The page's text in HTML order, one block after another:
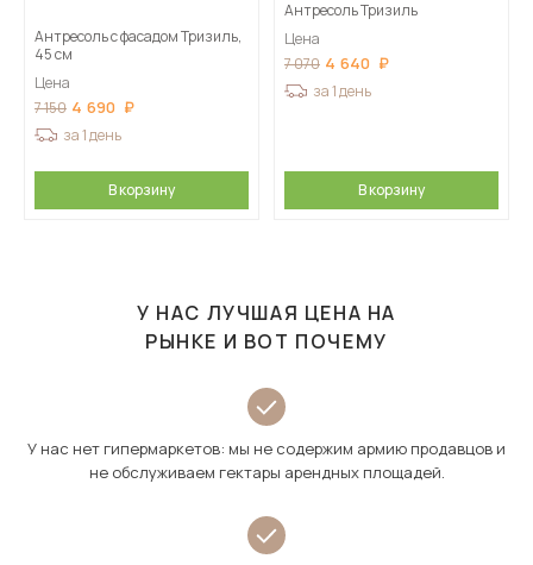
Антресоль с фасадом Тризиль,
45 см
Цена
7 150 4 690
за 1 день
В корзину
Антресоль Тризиль
Цена
7 070 4 640
за 1 день
В корзину
У НАС ЛУЧШАЯ ЦЕНА НА
РЫНКЕ И ВОТ ПОЧЕМУ
У нас нет гипермаркетов: мы не содержим армию продавцов и
не обслуживаем гектары арендных площадей.